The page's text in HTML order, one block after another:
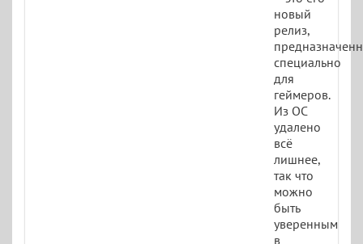
новый
релиз,
специально
для
геймеров.
Из ОС
удалено
всё
лишнее,
так что
можно
быть
уверенным
в